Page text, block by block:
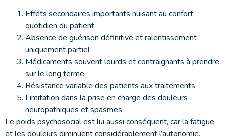
Effets secondaires importants nuisant au confort
quotidien du patient
Absence de guérison définitive et ralentissement
uniquement partiel
Médicaments souvent lourds et contraignants à prendre
sur le long terme
Résistance variable des patients aux traitements
Limitation dans la prise en charge des douleurs
neuropathiques et spasmes
Le poids psychosocial est lui aussi conséquent, car la fatigue
et les douleurs diminuent considérablement l’autonomie.